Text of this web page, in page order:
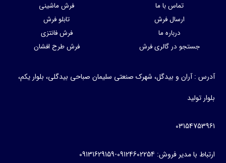
تماس با ما
ارسال فرش
درباره ما
جستجو در گالری فرش
فرش ماشینی
تابلو فرش
فرش فانتزی
فرش طرح افشان
: آران و بیدگل، شهرک صنعتی سلیمان صباحی بیدگلی، بلوار یکم،
تولید
با مدیر فروش: 09124602254-09131629159